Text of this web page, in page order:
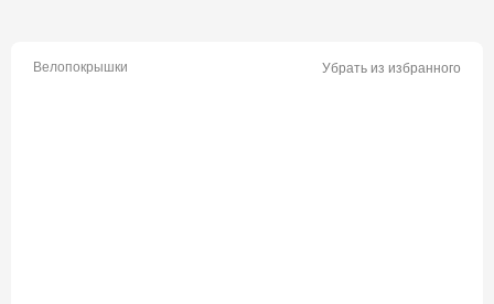
Велопокрышки Убрать из избранного